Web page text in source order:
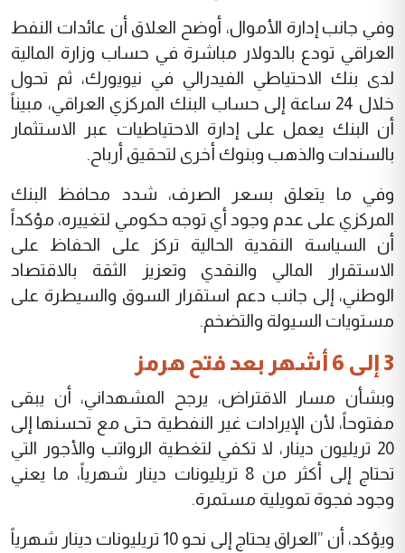
وفي جانب إدارة الأموال، أوضح العلاق أن عائدات النفط
العراقي تودع بالدولار مباشرة في حساب وزارة المالية
لدى بنك الاحتياطي الفيدرالي في نيويورك، ثم تحول
خلال 24 ساعة إلى حساب البنك المركزي العراقي، مبيناً
أن البنك يعمل على إدارة الاحتياطيات عبر الاستثمار
بالسندات والذهب وبنوك أخرى لتحقيق أرباح.
وفي ما يتعلق بسعر الصرف، شدد محافظ البنك
المركزي على عدم وجود أي توجه حكومي لتغييره، مؤكداً
أن السياسة النقدية الحالية تركز على الحفاظ على
الاستقرار المالي والنقدي وتعزيز الثقة بالاقتصاد
الوطني، إلى جانب دعم استقرار السوق والسيطرة على
مستويات السيولة والتضخم.
3 إلى 6 أشهر بعد فتح هرمز
وبشأن مسار الاقتراض، يرجح المشهداني، أن يبقى
مفتوحاً، لأن الإيرادات غير النفطية حتى مع تحسنها إلى
20 تريليون دينار، لا تكفي لتغطية الرواتب والأجور التي
تحتاج إلى أكثر من 8 تريليونات دينار شهرياً، ما يعني
وجود فجوة تمويلية مستمرة.
ويؤكد، أن ”العراق يحتاج إلى نحو 10 تريليونات دينار شهرياً